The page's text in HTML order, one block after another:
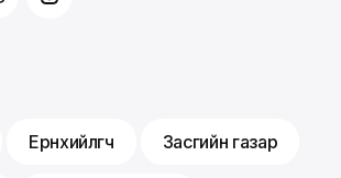
Ерөнхийлөгч Засгийн газар